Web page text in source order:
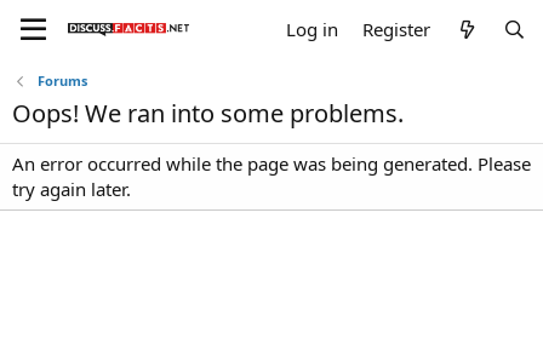
Log in Register
Forums
Oops! We ran into some problems.
An error occurred while the page was being generated. Please
try again later.